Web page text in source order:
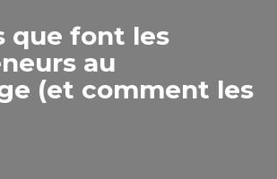
que font les
au
(et comment les